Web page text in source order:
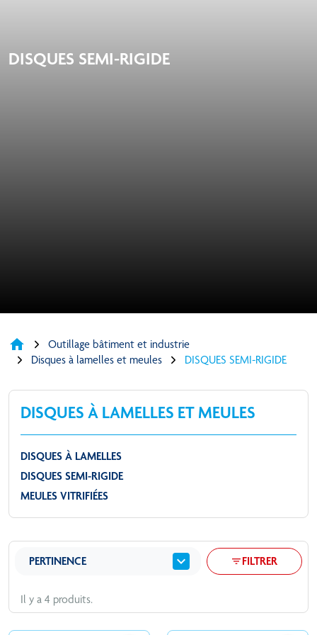
DISQUES SEMI-RIGIDE
home
Outillage bâtiment et industrie
Disques à lamelles et meules
DISQUES SEMI-RIGIDE
DISQUES À LAMELLES ET MEULES
DISQUES À LAMELLES
DISQUES SEMI-RIGIDE
MEULES VITRIFIÉES
Il y a 4 produits.
PERTINENCE expand_more filter_listFILTRER